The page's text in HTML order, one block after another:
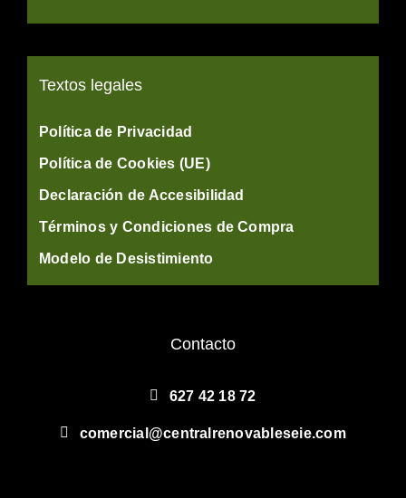
Textos legales
Política de Privacidad
Política de Cookies (UE)
Declaración de Accesibilidad
Términos y Condiciones de Compra
Modelo de Desistimiento
Contacto
627 42 18 72
comercial@centralrenovableseie.com